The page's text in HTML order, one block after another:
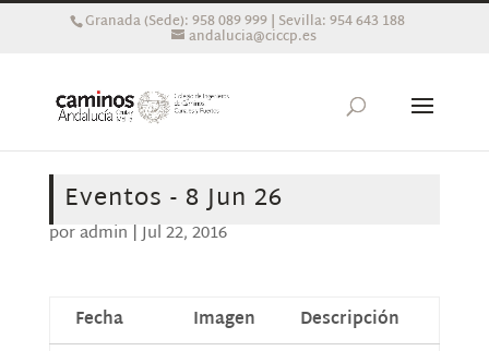
Granada (Sede): 958 089 999 | Sevilla: 954 643 188
andalucia@ciccp.es
Eventos - 8 Jun 26
poradmin |Jul 22, 2016
Fecha Imagen Descripción